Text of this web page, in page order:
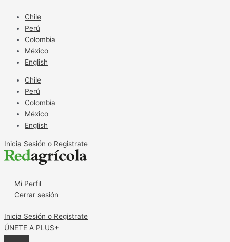
contenido
Chile
Perú
Colombia
México
English
Chile
Perú
Colombia
México
English
Inicia Sesión o Registrate
Mi Perfil
Cerrar sesión
Inicia Sesión o Registrate
ÚNETE A PLUS+
de
Cooperativas
Argentinas
inauguró
Centro
Bioinsumos